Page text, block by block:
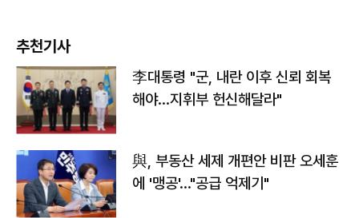
추천기사
李대통령 "군, 내란 이후 신뢰 회복
해야…지휘부 헌신해달라"
與, 부동산 세제 개편안 비판 오세훈
에 '맹공'…"공급 억제기"